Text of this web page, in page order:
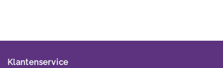
Klantenservice